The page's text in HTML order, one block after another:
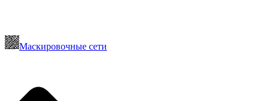
Маскировочные сети